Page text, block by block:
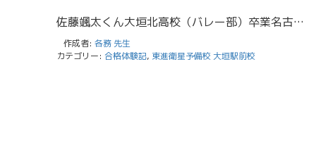
佐藤颯太くん大垣北高校（バレー部）卒業名古屋大学 工学部 物理工学科 合格 自分のぺースで勉強に没頭できて、仲間と切磋琢磨できる環境が東進の強みであると思います。 1、２年生の時は定期テストの前しかペンを握ることはなく、 […]
作成者: 各務 先生
カテゴリー: 合格体験記, 東進衛星予備校 大垣駅前校